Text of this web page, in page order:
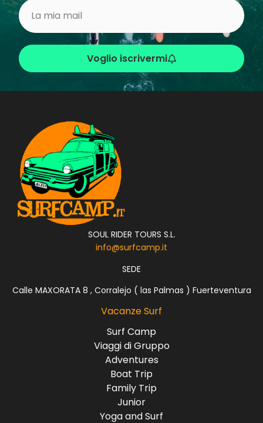
Voglio iscrivermi
SOUL RIDER TOURS S.L.
info@surfcamp.it
SEDE
Calle MAXORATA 8 , Corralejo ( las Palmas ) Fuerteventura
Vacanze Surf
Surf Camp
Viaggi di Gruppo
Adventures
Boat Trip
Family Trip
Junior
Yoga and Surf